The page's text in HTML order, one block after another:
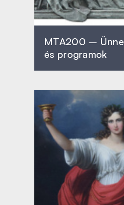
MTA200 –
és programok